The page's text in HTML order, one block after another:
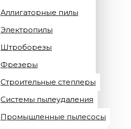
Аллигаторные пилы
Электропилы
Штроборезы
Фрезеры
Строительные степлеры
Системы пылеудаления
Промышленные пылесосы